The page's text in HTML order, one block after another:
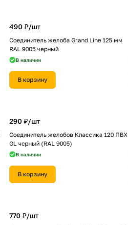
490 ₽/шт
Соединитель желоба Grand Line 125 мм
RAL 9005 черный
В наличии
В корзину
290 ₽/шт
Соединитель желобов Классика 120 ПВХ
GL черный (RAL 9005)
В наличии
В корзину
770 ₽/шт